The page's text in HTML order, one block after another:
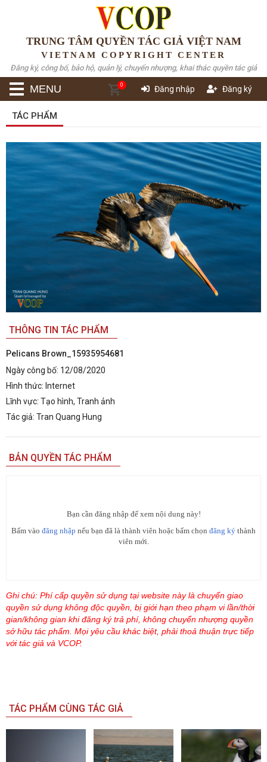
TRUNG TÂM QUYỀN TÁC GIẢ VIỆT NAM
VIETNAM COPYRIGHT CENTER
Đăng ký, công bố, bảo hộ, quản lý, chuyển nhượng, khai thác quyền tác giả
0 Đăng nhập Đăng ký
MENU
TÁC PHẨM
THÔNG TIN TÁC PHẨM
Pelicans Brown_15935954681
Ngày công bố: 12/08/2020
Hình thức: Internet
Lĩnh vực: Tạo hình, Tranh ảnh
Tác giả: Tran Quang Hung
BẢN QUYỀN TÁC PHẨM
Bạn cần đăng nhập để xem nội dung này!
Bấm vào đăng nhập nếu bạn đã là thành viên hoặc bấm chọn đăng ký thành
viên mới.
Ghi chú: Phí cấp quyền sử dụng tại website này là chuyển giao
quyền sử dụng không độc quyền, bị giới hạn theo phạm vi lần/thời
gian/không gian khi đăng ký trả phí, không chuyển nhượng quyền
sở hữu tác phẩm. Mọi yêu cầu khác biệt, phải thoả thuận trực tiếp
với tác giả và VCOP.
TÁC PHẨM CÙNG TÁC GIẢ